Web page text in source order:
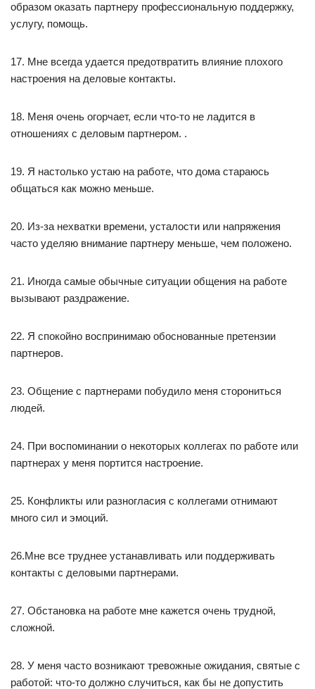
образом оказать партнеру профессиональную поддержку,
услугу, помощь.
17. Мне всегда удается предотвратить влияние плохого
настроения на деловые контакты.
18. Меня очень огорчает, если что-то не ладится в
отношениях с деловым партнером. .
19. Я настолько устаю на работе, что дома стараюсь
общаться как можно меньше.
20. Из-за нехватки времени, усталости или напряжения
часто уделяю внимание партнеру меньше, чем положено.
21. Иногда самые обычные ситуации общения на работе
вызывают раздражение.
22. Я спокойно воспринимаю обоснованные претензии
партнеров.
23. Общение с партнерами побудило меня сторониться
людей.
24. При воспоминании о некоторых коллегах по работе или
партнерах у меня портится настроение.
25. Конфликты или разногласия с коллегами отнимают
много сил и эмоций.
26.Мне все труднее устанавливать или поддерживать
контакты с деловыми партнерами.
27. Обстановка на работе мне кажется очень трудной,
сложной.
28. У меня часто возникают тревожные ожидания, святые с
работой: что-то должно случиться, как бы не допустить